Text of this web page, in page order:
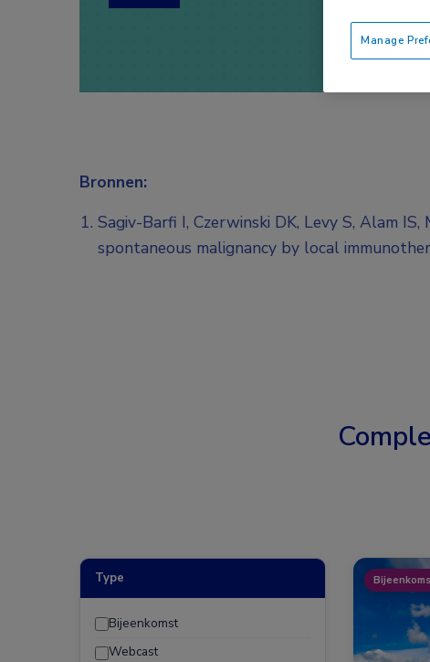
Bronnen:
Sagiv-Barfi I, Czerwinski DK, Levy S, Alam
spontaneous malignancy by local
Type
Bijeenkomst
Webcast
Manage